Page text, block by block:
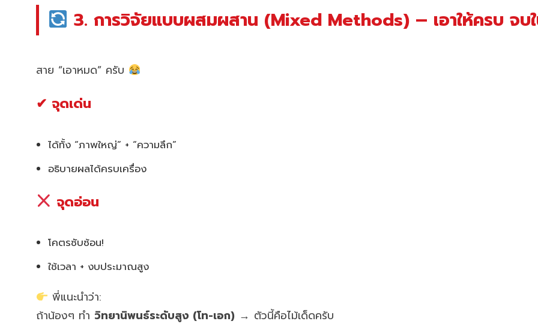
3. การวิจัยแบบผสมผสาน (Mixed Methods) – เอาให้ครบ จบ
สาย “เอาหมด” ครับ
✔ จุดเด่น
ได้ทั้ง “ภาพใหญ่” + “ความลึก”
อธิบายผลได้ครบเครื่อง
จุดอ่อน
โคตรซับซ้อน!
ใช้เวลา + งบประมาณสูง
พี่แนะนำว่า:
ถ้าน้องๆ ทำ วิทยานิพนธ์ระดับสูง (โท-เอก) → ตัวนี้คือไม้เด็ดครับ